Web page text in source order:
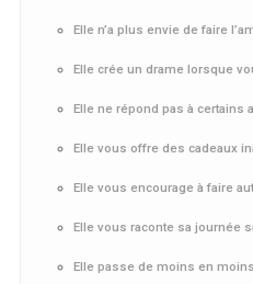
Elle n’a plus envie de faire
Elle crée un drame lorsque
Elle ne répond pas à certains
Elle vous offre des cadeaux
Elle vous encourage à faire
Elle vous raconte sa journée
Elle passe de moins en